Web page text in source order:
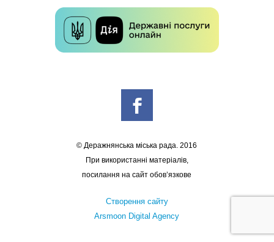
© Деражнянська міська рада. 2016
При використанні матеріалів,
посилання на сайт обов’язкове
Створення сайту
Arsmoon Digital Agency